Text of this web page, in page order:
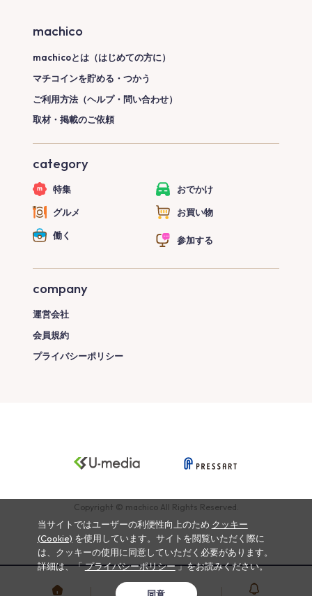
machico
machicoとは（はじめての方に）
マチコインを貯める・つかう
ご利用方法（ヘルプ・問い合わせ）
取材・掲載のご依頼
category
特集 おでかけ
グルメ お買い物
働く 参加する
company
運営会社
会員規約
プライバシーポリシー
Copyright © machico All Rights Reserved.
当サイトではユーザーの利便性向上のため クッキー
(Cookie) を使用しています。サイトを閲覧いただく際に
は、クッキーの使用に同意していただく必要があります。
詳細は、「プライバシーポリシー」をお読みください。
同意